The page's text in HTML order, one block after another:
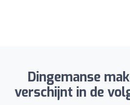
Dingemanse
verschijnt in de